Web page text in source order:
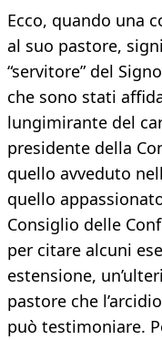
Ecco, quando una
al suo pastore,
“servitore” del
che sono stati
lungimirante del
presidente della
quello avveduto
quello
Consiglio delle
per citare alcuni
estensione,
pastore che
può testimoniare.